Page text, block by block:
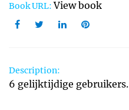
Book URL:View book
Description:
6 gelijktijdige gebruikers.